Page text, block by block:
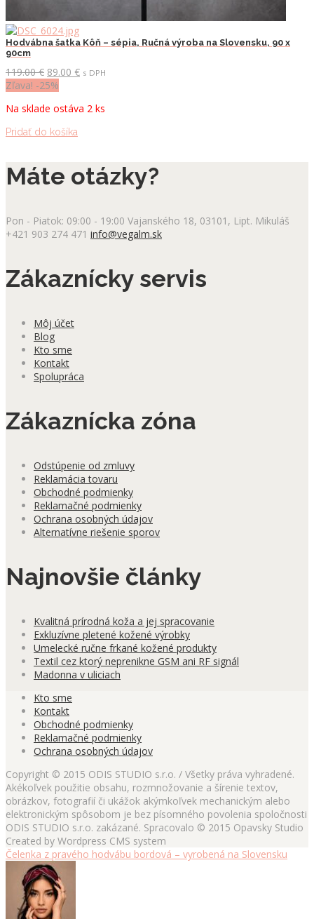
Hodvábna šatka Kôň – sépia, Ručná výroba na Slovensku, 90 x
90cm
119.00€ Pôvodná
cena
119.00 €.
89.00 €Aktuálna
89.00 €.
s DPH
Zľava! -25%
Na sklade ostáva 2 ks
Pridať do košíka
Máte otázky?
Pon - Piatok: 09:00 - 19:00 Vajanského 18, 03101, Lipt. Mikuláš
+421 903 274 471 info@vegalm.sk
Zákaznícky servis
Môj účet
Blog
Kto sme
Kontakt
Spolupráca
Zákaznícka zóna
Odstúpenie od zmluvy
Reklamácia tovaru
Obchodné podmienky
Reklamačné podmienky
Ochrana osobných údajov
Alternatívne riešenie sporov
Najnovšie články
Kvalitná prírodná koža a jej spracovanie
Exkluzívne pletené kožené výrobky
Umelecké ručne frkané kožené produkty
Textil cez ktorý neprenikne GSM ani RF signál
Madonna v uliciach
Kto sme
Kontakt
Obchodné podmienky
Reklamačné podmienky
Ochrana osobných údajov
Copyright © 2015 ODIS STUDIO s.r.o. / Všetky práva vyhradené.
Akékoľvek použitie obsahu, rozmnožovanie a šírenie textov,
obrázkov, fotografií či ukážok akýmkoľvek mechanickým alebo
elektronickým spôsobom je bez písomného povolenia spoločnosti
ODIS STUDIO s.r.o. zakázané. Spracovalo © 2015 Opavsky Studio
Created by Wordpress CMS system
Čelenka z pravého hodvábu bordová – vyrobená na Slovensku